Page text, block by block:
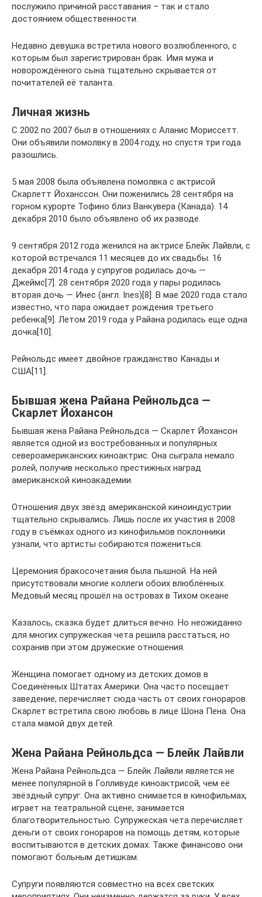
послужило причиной расставания – так и стало
достоянием общественности.
Недавно девушка встретила нового возлюбленного, с
которым был зарегистрирован брак. Имя мужа и
новорождённого сына тщательно скрывается от
почитателей её таланта.
Личная жизнь
С 2002 по 2007 был в отношениях с Аланис Мориссетт.
Они объявили помолвку в 2004 году, но спустя три года
разошлись.
5 мая 2008 была объявлена помолвка с актрисой
Скарлетт Йоханссон. Они поженились 28 сентября на
горном курорте Тофино близ Ванкувера (Канада). 14
декабря 2010 было объявлено об их разводе.
9 сентября 2012 года женился на актрисе Блейк Лайвли, с
которой встречался 11 месяцев до их свадьбы. 16
декабря 2014 года у супругов родилась дочь —
Джеймс[7]. 28 сентября 2020 года у пары родилась
вторая дочь — Инес (англ. Ines)[8]. В мае 2020 года стало
известно, что пара ожидает рождения третьего
ребенка[9]. Летом 2019 года у Райана родилась еще одна
дочка[10].
Рейнольдс имеет двойное гражданство Канады и
США[11].
Бывшая жена Райана Рейнольдса —
Скарлет Йохансон
Бывшая жена Райана Рейнольдса — Скарлет Йохансон
является одной из востребованных и популярных
североамериканских киноактрис. Она сыграла немало
ролей, получив несколько престижных наград
американской киноакадемии.
Отношения двух звёзд американской киноиндустрии
тщательно скрывались. Лишь после их участия в 2008
году в съёмках одного из кинофильмов поклонники
узнали, что артисты собираются пожениться.
Церемония бракосочетания была пышной. На ней
присутствовали многие коллеги обоих влюблённых.
Медовый месяц прошёл на островах в Тихом океане.
Казалось, сказка будет длиться вечно. Но неожиданно
для многих супружеская чета решила расстаться, но
сохранив при этом дружеские отношения.
Женщина помогает одному из детских домов в
Соединённых Штатах Америки. Она часто посещает
заведение, перечисляет сюда часть от своих гонораров.
Скарлет встретила свою любовь в лице Шона Пена. Она
стала мамой двух детей.
Жена Райана Рейнольдса — Блейк Лайвли
Жена Райана Рейнольдса — Блейк Лайвли является не
менее популярной в Голливуде киноактрисой, чем её
звёздный супруг. Она активно снимается в кинофильмах,
играет на театральной сцене, занимается
благотворительностью. Супружеская чета перечисляет
деньги от своих гонораров на помощь детям, которые
воспитываются в детских домах. Также финансово они
помогают больным детишкам.
Супруги появляются совместно на всех светских